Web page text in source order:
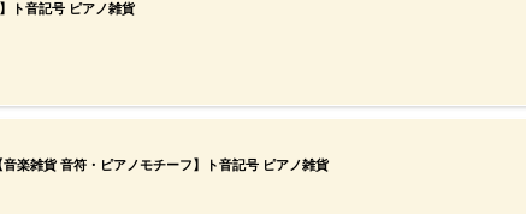
ト音記号 ピアノ雑貨
楽雑貨 音符・ピアノモチーフ】ト音記号 ピアノ雑貨